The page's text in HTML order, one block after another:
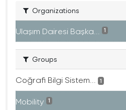
Organizations
Ulaşım Dairesi Başka... 1
Groups
Coğrafi Bilgi Sistem... 1
Mobility 1